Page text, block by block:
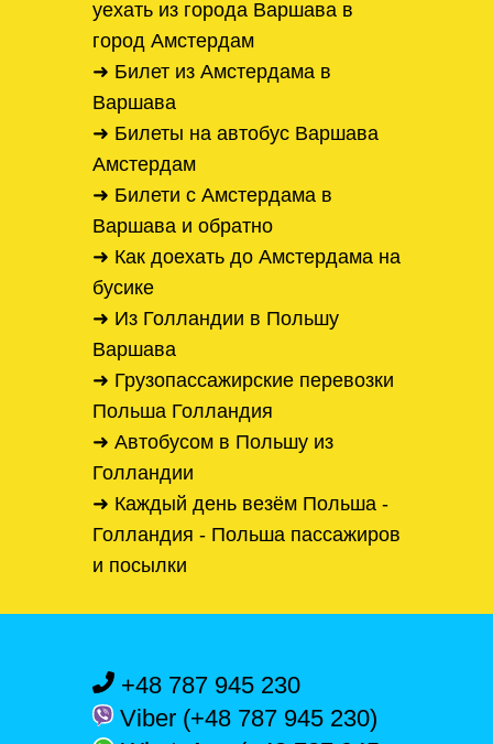
уехать из города Варшава в
город Амстердам
➜ Билет из Амстердама в
Варшава
➜ Билеты на автобус Варшава
Амстердам
➜ Билети с Амстердама в
Варшава и обратно
➜ Как доехать до Амстердама на
бусике
➜ Из Голландии в Польшу
Варшава
➜ Грузопассажирские перевозки
Польша Голландия
➜ Автобусом в Польшу из
Голландии
➜ Каждый день везём Польша -
Голландия - Польша пассажиров
и посылки
+48 787 945 230
Viber (+48 787 945 230)